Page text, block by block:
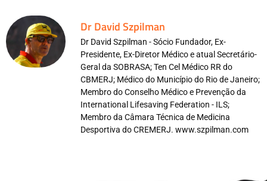
Dr David Szpilman
Dr David Szpilman - Sócio Fundador, Ex-
Presidente, Ex-Diretor Médico e atual Secretário-
Geral da SOBRASA; Ten Cel Médico RR do
CBMERJ; Médico do Município do Rio de Janeiro;
Membro do Conselho Médico e Prevenção da
International Lifesaving Federation - ILS;
Membro da Câmara Técnica de Medicina
Desportiva do CREMERJ. www.szpilman.com